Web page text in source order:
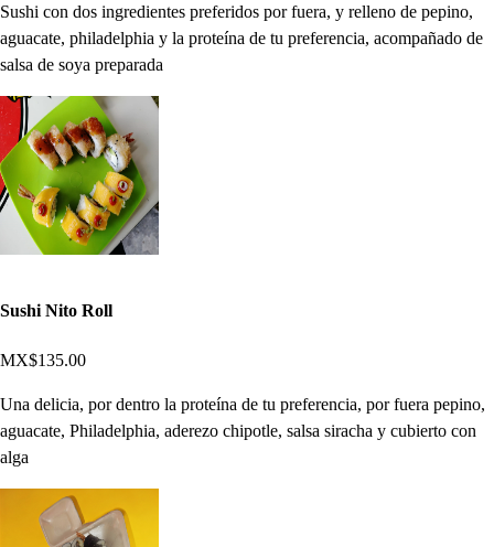
Sushi con dos ingredientes preferidos por fuera, y relleno de pepino,
aguacate, philadelphia y la proteína de tu preferencia, acompañado de
salsa de soya preparada
Sushi Nito Roll
MX$135.00
Una delicia, por dentro la proteína de tu preferencia, por fuera pepino,
aguacate, Philadelphia, aderezo chipotle, salsa siracha y cubierto con
alga